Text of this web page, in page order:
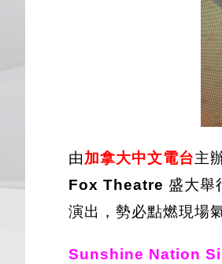
由加拿大中文電台主
Fox Theatre 盛大舉
演出，勢必點燃現場
Sunshine Nation